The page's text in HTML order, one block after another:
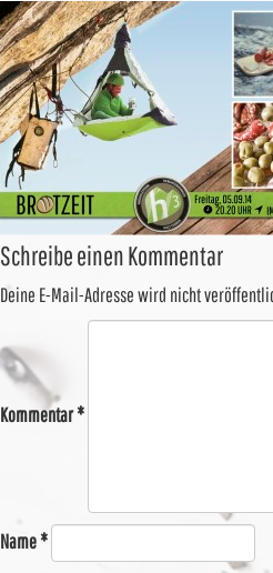
Schreibe einen Kommentar
Deine E-Mail-Adresse wird nicht
Kommentar*
Name*